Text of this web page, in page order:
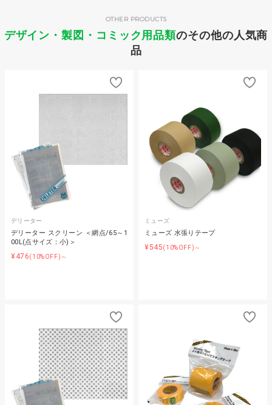
デザイン・製図・コミック用品類のその他の人気商
品
OTHER PRODUCTS
デリーター
デリーター スクリーン ＜網点/65～1
00L(点サイズ：小)＞
¥476(10%OFF)～
ミューズ
ミューズ 水張りテープ
¥545(10%OFF)～